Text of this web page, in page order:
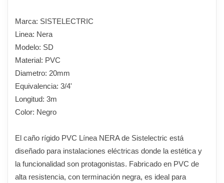
Marca: SISTELECTRIC
Linea: Nera
Modelo: SD
Material: PVC
Diametro: 20mm
Equivalencia: 3/4'
Longitud: 3m
Color: Negro
El caño rígido PVC Línea NERA de Sistelectric está
diseñado para instalaciones eléctricas donde la estética y
la funcionalidad son protagonistas. Fabricado en PVC de
alta resistencia, con terminación negra, es ideal para